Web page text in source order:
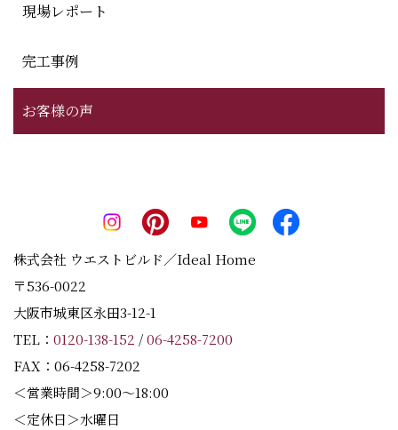
現場レポート
完工事例
お客様の声
株式会社 ウエストビルド／Ideal Home
〒536-0022
大阪市城東区永田3-12-1
TEL： 0120-138-152 /06-4258-7200
FAX：06-4258-7202
＜営業時間＞9:00～18:00
＜定休日＞水曜日